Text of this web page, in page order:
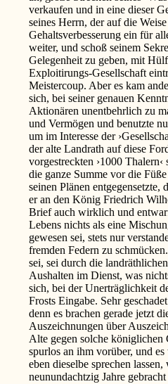
verkaufen und in eine dieser
seines Herrn, der auf die
Gehaltsverbesserung ein für
weiter, und schoß seinem
Gelegenheit zu geben, mit
Exploitirungs-Gesellschaft
Meistercoup. Aber es kam
sich, bei seiner genauen
Aktionären unentbehrlich zu
und Vermögen und benutzte
um im Interesse der
der alte Landrath auf diese
vorgestreckten ›1000
die ganze Summe vor die
seinen Plänen
er an den König Friedrich
Brief auch wirklich und
Lebens nichts als eine
gewesen sei, stets nur
fremden Federn zu
sei, sei durch die
Aushalten im Dienst, was
sich, bei der Unerträglichkeit
Frosts Eingabe. Sehr
denn es brachen gerade jetzt
Auszeichnungen über
Alte gegen solche königlichen
spurlos an ihm vorüber, und
eben dieselbe sprechen
neunundachtzig Jahre